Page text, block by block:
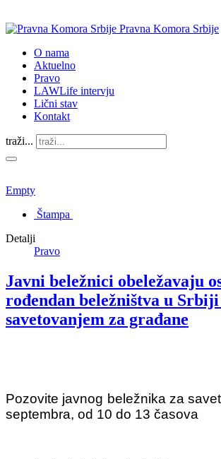
Pravna Komora Srbije
O nama
Aktuelno
Pravo
LAWLife intervju
Lični stav
Kontakt
traži...
Empty
Štampa
Detalji
Pravo
Javni beležnici obeležavaju
rođendan beležništva u
savetovanjem za građane
Pozovite javnog beležnika za
septembra, od 10 do 13 časova